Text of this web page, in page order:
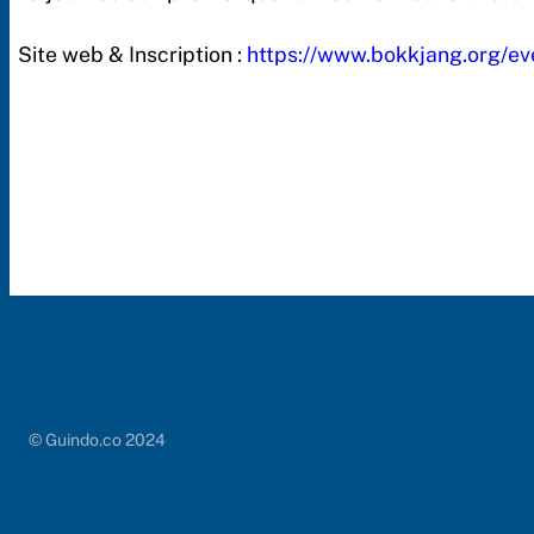
Site web & Inscription : https://www.bokkjang.org/
© Guindo.co 2024